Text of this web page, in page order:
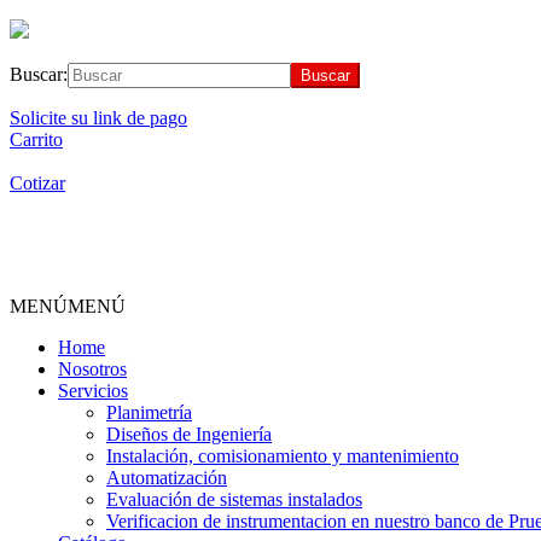
Buscar:
Solicite su link de pago
Carrito
Cotizar
MENÚMENÚ
Home
Nosotros
Servicios
Planimetría
Diseños de Ingeniería
Instalación, comisionamiento y mantenimiento
Automatización
Evaluación de sistemas instalados
Verificacion de instrumentacion en nuestro banco de